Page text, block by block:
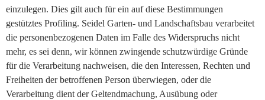
einzulegen. Dies gilt auch für ein auf diese Bestimmungen
gestütztes Profiling. Seidel Garten- und Landschaftsbau verarbeitet
die personenbezogenen Daten im Falle des Widerspruchs nicht
mehr, es sei denn, wir können zwingende schutzwürdige Gründe
für die Verarbeitung nachweisen, die den Interessen, Rechten und
Freiheiten der betroffenen Person überwiegen, oder die
Verarbeitung dient der Geltendmachung, Ausübung oder